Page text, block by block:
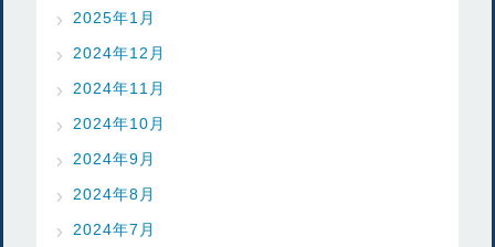
2025年1月
2024年12月
2024年11月
2024年10月
2024年9月
2024年8月
2024年7月